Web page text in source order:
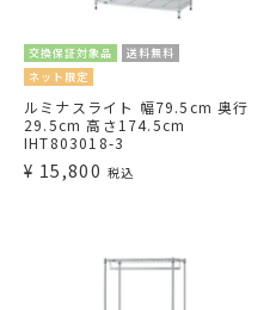
交換保証対象品
送料無料
ネット限定
ルミナスライト 幅79.5cm 奥行
29.5cm 高さ174.5cm
IHT803018-3
¥ 15,800 税込